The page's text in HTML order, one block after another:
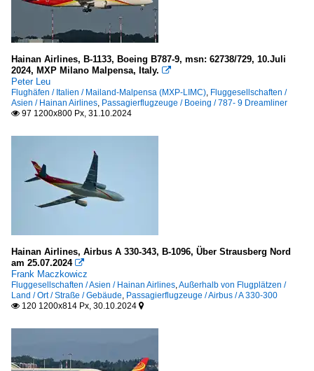
Hainan Airlines, B-1133, Boeing B787-9, msn: 62738/729, 10.Juli
2024, MXP Milano Malpensa, Italy. 
Peter Leu
Flughäfen / Italien / Mailand-Malpensa (MXP-LIMC) Fluggesellschaften /
Asien / Hainan Airlines Passagierflugzeuge / Boeing / 787- 9 Dreamliner
 97 1200x800 Px, 31.10.2024
Hainan Airlines, Airbus A 330-343, B-1096, Über Strausberg Nord
am 25.07.2024 
Frank Maczkowicz
Fluggesellschaften / Asien / Hainan Airlines Außerhalb von Flugplätzen /
Land / Ort / Straße / Gebäude Passagierflugzeuge / Airbus / A 330-300
 120 1200x814 Px, 30.10.2024 